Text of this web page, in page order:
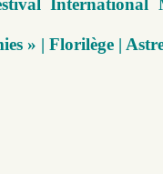
International
» | Florilège |